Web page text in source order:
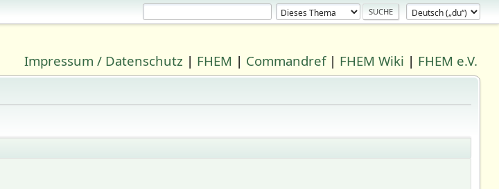
Impressum / Datenschutz | FHEM | Commandref| FHEM Wiki | FHEM e.V.